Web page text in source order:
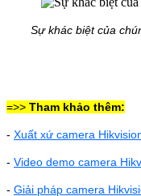
Sự khác biệt của
=>> Tham khảo thêm:
- Xuất xứ camera
- Video demo camera
- Giải pháp camera